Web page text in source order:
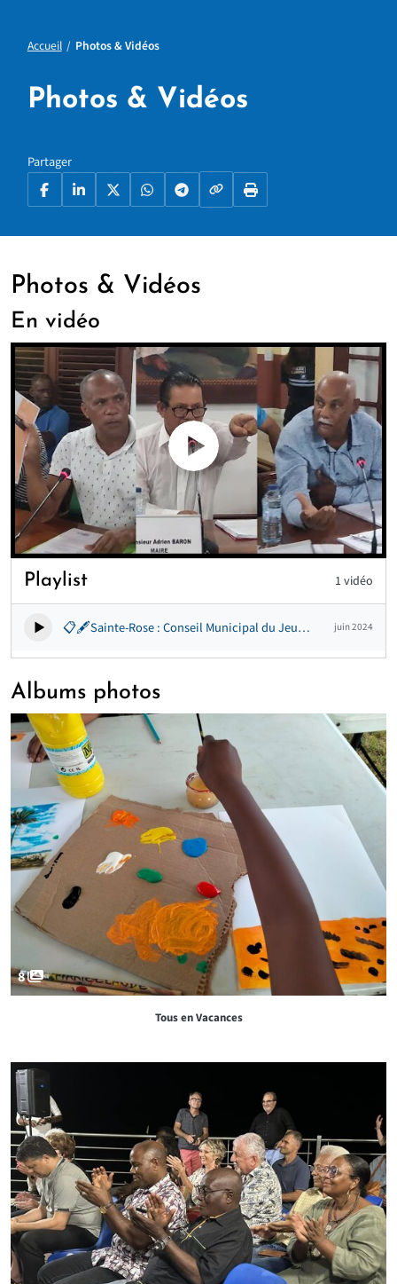
Accueil Photos & Vidéos
Photos & Vidéos
Partager
FacebookLinkedIn
X WhatsAppTelegramCopier le lien
Imprimer la page
Photos & Vidéos
En vidéo
Playlist 1 vidéo
📋🖋Sainte-Rose : Conseil Municipal du Jeudi 15 Décembre 2022 | Délibération conflit terres de Daubin juin 2024
Albums photos
8
Tous en Vacances